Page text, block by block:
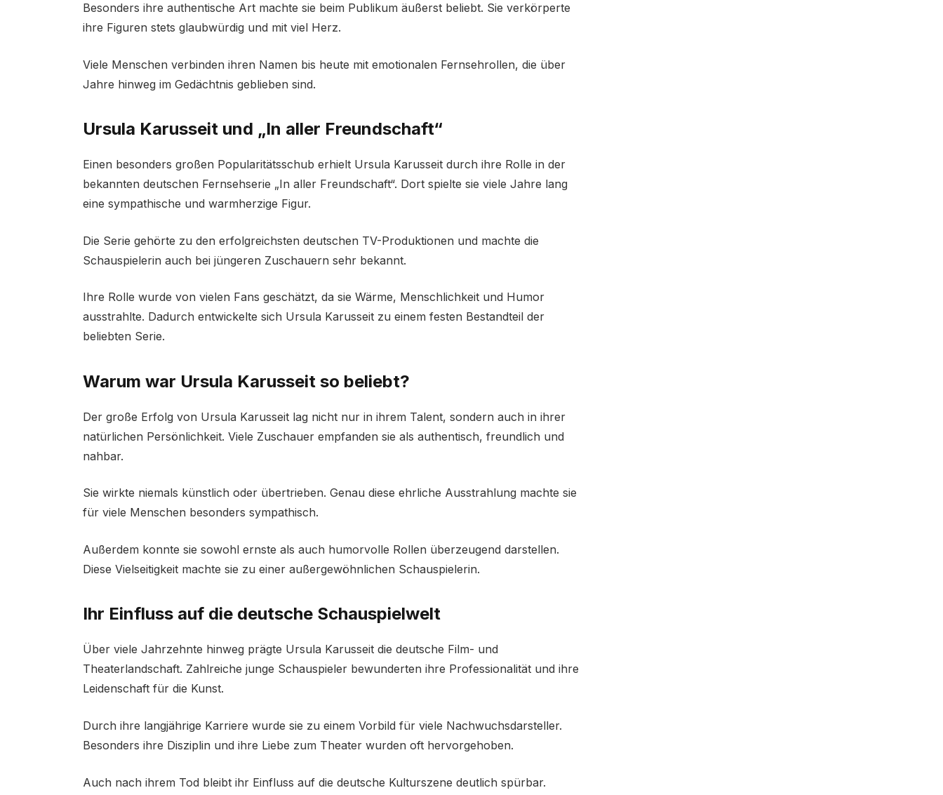
Besonders ihre authentische Art machte sie beim Publikum äußerst beliebt. Sie verkörperte
ihre Figuren stets glaubwürdig und mit viel Herz.
Viele Menschen verbinden ihren Namen bis heute mit emotionalen Fernsehrollen, die über
Jahre hinweg im Gedächtnis geblieben sind.
Ursula Karusseit und „In aller Freundschaft“
Einen besonders großen Popularitätsschub erhielt Ursula Karusseit durch ihre Rolle in der
bekannten deutschen Fernsehserie „In aller Freundschaft“. Dort spielte sie viele Jahre lang
eine sympathische und warmherzige Figur.
Die Serie gehörte zu den erfolgreichsten deutschen TV-Produktionen und machte die
Schauspielerin auch bei jüngeren Zuschauern sehr bekannt.
Ihre Rolle wurde von vielen Fans geschätzt, da sie Wärme, Menschlichkeit und Humor
ausstrahlte. Dadurch entwickelte sich Ursula Karusseit zu einem festen Bestandteil der
beliebten Serie.
Warum war Ursula Karusseit so beliebt?
Der große Erfolg von Ursula Karusseit lag nicht nur in ihrem Talent, sondern auch in ihrer
natürlichen Persönlichkeit. Viele Zuschauer empfanden sie als authentisch, freundlich und
nahbar.
Sie wirkte niemals künstlich oder übertrieben. Genau diese ehrliche Ausstrahlung machte sie
für viele Menschen besonders sympathisch.
Außerdem konnte sie sowohl ernste als auch humorvolle Rollen überzeugend darstellen.
Diese Vielseitigkeit machte sie zu einer außergewöhnlichen Schauspielerin.
Ihr Einfluss auf die deutsche Schauspielwelt
Über viele Jahrzehnte hinweg prägte Ursula Karusseit die deutsche Film- und
Theaterlandschaft. Zahlreiche junge Schauspieler bewunderten ihre Professionalität und ihre
Leidenschaft für die Kunst.
Durch ihre langjährige Karriere wurde sie zu einem Vorbild für viele Nachwuchsdarsteller.
Besonders ihre Disziplin und ihre Liebe zum Theater wurden oft hervorgehoben.
Auch nach ihrem Tod bleibt ihr Einfluss auf die deutsche Kulturszene deutlich spürbar.